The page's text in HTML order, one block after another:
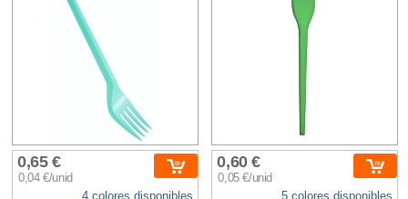
0,65 €
0,04 €/unid
4 colores disponibles
0,60 €
0,05 €/unid
5 colores disponibles